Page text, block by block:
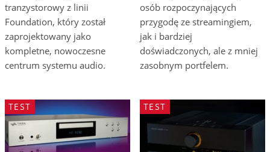
tranzystorowy z linii
Foundation, który został
zaprojektowany jako
kompletne, nowoczesne
centrum systemu audio.
osób rozpoczynających
przygodę ze streamingiem,
jak i bardziej
doświadczonych, ale z mniej
zasobnym portfelem.
TEST TEST